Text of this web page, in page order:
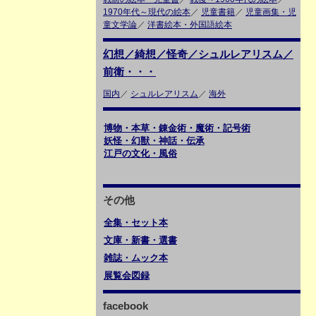
1970年代～現代の絵本／ 児童書籍／ 児童画集・児
童文学論／ 洋書絵本・外国語絵本
幻想／綺想／怪奇／シュルレアリスム／
前衛・・・
国内 ／ シュルレアリスム ／ 海外
博物・本草・錬金術・魔術・記号術
妖怪・幻獣・神話・伝承
江戸の文化・風俗
その他
全集・セット本
文庫・新書・選書
雑誌・ムック本
展覧会図録
facebook